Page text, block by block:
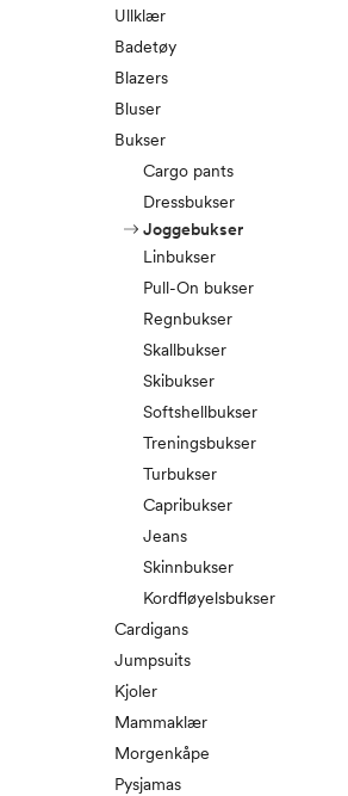
Ullklær
Badetøy
Blazers
Bluser
Bukser
Cargo pants
Dressbukser
Joggebukser
Linbukser
Pull-On bukser
Regnbukser
Skallbukser
Skibukser
Softshellbukser
Treningsbukser
Turbukser
Capribukser
Jeans
Skinnbukser
Kordfløyelsbukser
Cardigans
Jumpsuits
Kjoler
Mammaklær
Morgenkåpe
Pysjamas